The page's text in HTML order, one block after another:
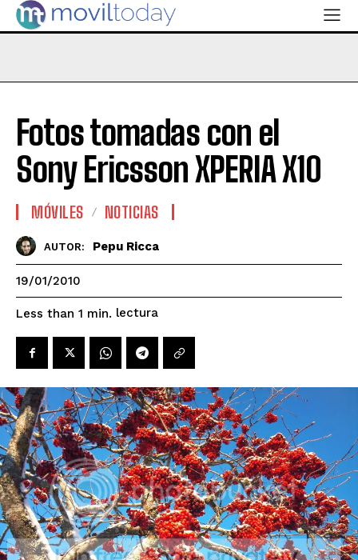
Fotos tomadas con el
Sony Ericsson XPERIA X10
MÓVILES NOTICIAS
AUTOR: Pepu Ricca
19/01/2010
Less than 1 min. lectura